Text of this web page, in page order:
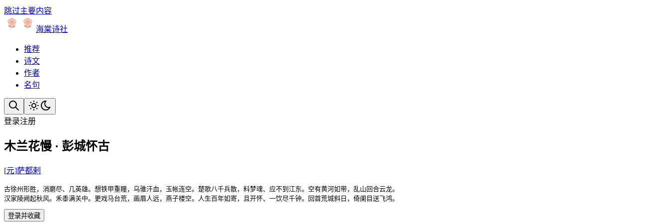
跳过主要内容
海棠诗社
推荐
诗文
作者
名句
登录注册
木兰花慢 · 彭城怀古
[元]萨都剌
古徐州形胜，消磨尽、几英雄。想铁甲重瞳，乌骓汗血，玉帐连空。楚歌八千兵散，料梦魂、应不到江东。空有黄河如带，乱山回合云龙。
汉家陵阙起秋风。禾黍满关中。更戏马台荒，画眉人远，燕子楼空。人生百年如寄，且开怀、一饮尽千钟。回首荒城斜日，倚阑目送飞鸿。
登录并收藏